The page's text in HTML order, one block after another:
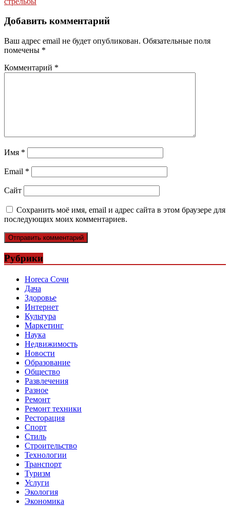
записям
Добавить комментарий
Ваш адрес email не будет опубликован. Обязательные поля
помечены *
Комментарий *
Имя *
Email *
Сайт
Сохранить моё имя, email и адрес сайта в этом браузере для
последующих моих комментариев.
Рубрики
Horeca Сочи
Дача
Здоровье
Интернет
Культура
Маркетинг
Наука
Недвижимость
Новости
Образование
Общество
Развлечения
Разное
Ремонт
Ремонт техники
Ресторация
Спорт
Стиль
Строительство
Технологии
Транспорт
Туризм
Услуги
Экология
Экономика